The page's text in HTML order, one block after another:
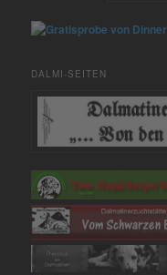
DALMI-SEITEN